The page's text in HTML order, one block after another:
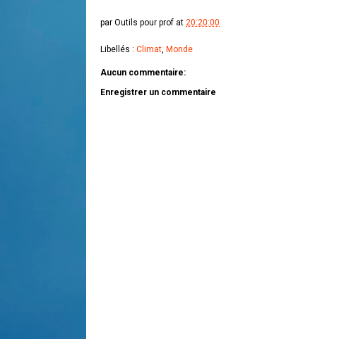
par Outils pour prof at 20:20:00
Libellés : Climat, Monde
Aucun commentaire:
Enregistrer un commentaire